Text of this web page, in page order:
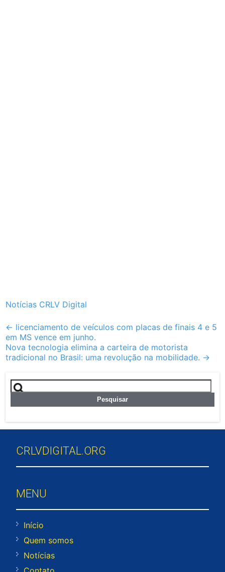
Notícias CRLV Digital
Post
navigation
← licenciamento de veículos com placas de finais 4 e 5
em MS vence em junho.
Nova tecnologia elimina a carteira de motorista
tradicional no Brasil: uma revolução na mobilidade. →
Pesquisar
por:
CRLVDIGITAL.ORG
MENU
Início
Quem somos
Notícias